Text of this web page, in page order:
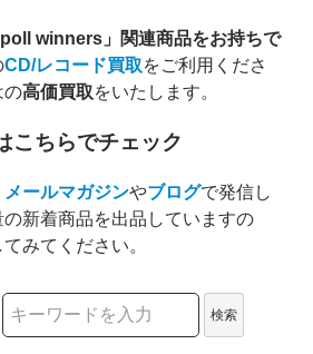
winners」関連商品をお持ちで
CD/レコード買取をご利用くださ
の高価買取をいたします。
こちらでチェック
メールマガジンやブログで発信し
新着商品を出品していますの
みてください。
検索